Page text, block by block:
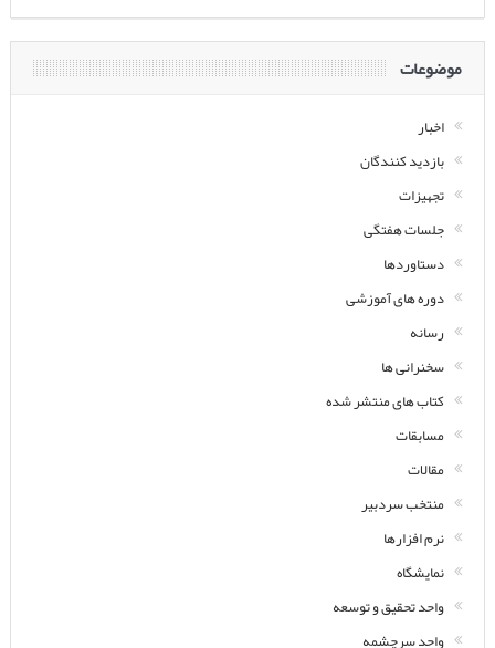
موضوعات
اخبار
بازدید کنندگان
تجهیزات
جلسات هفتگی
دستاوردها
دوره های آموزشی
رسانه
سخنرانی ها
کتاب های منتشر شده
مسابقات
مقالات
منتخب سردبیر
نرم افزارها
نمایشگاه
واحد تحقیق و توسعه
واحد سرچشمه